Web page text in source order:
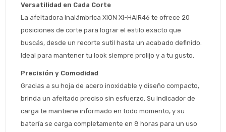
Versatilidad en Cada Corte
La afeitadora inalámbrica XION XI-HAIR46 te ofrece 20
posiciones de corte para lograr el estilo exacto que
buscás, desde un recorte sutil hasta un acabado definido.
Ideal para mantener tu look siempre prolijo y a tu gusto.
Precisión y Comodidad
Gracias a su hoja de acero inoxidable y diseño compacto,
brinda un afeitado preciso sin esfuerzo. Su indicador de
carga te mantiene informado en todo momento, y su
batería se carga completamente en 8 horas para un uso